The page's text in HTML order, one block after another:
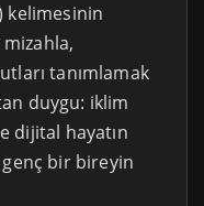
kelimesinin
mizahla,
tanımlamak
duygu: iklim
dijital hayatın
bir bireyin